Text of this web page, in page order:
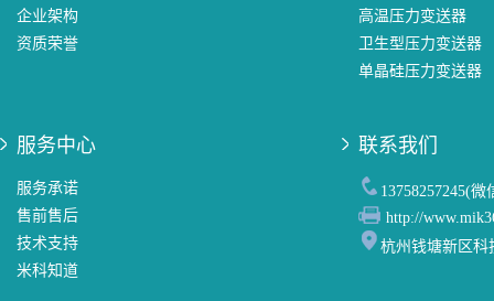
企业架构
资质荣誉
高温压力变送器
卫生型压力变送器
单晶硅压力变送器
服务中心
服务承诺
售前售后
技术支持
米科知道
联系我们
13758257245(微
http://
杭州钱塘新区科